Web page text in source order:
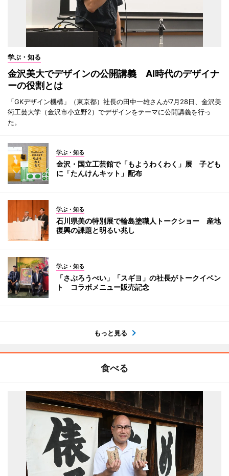
学ぶ・知る
金沢美大でデザインの公開講義 AI時代のデザイナ
ーの役割とは
「GKデザイン機構」（東京都）社長の田中一雄さんが7月28日、金沢美
術工芸大学（金沢市小立野2）でデザインをテーマに公開講義を行っ
た。
学ぶ・知る
金沢・国立工芸館で「もようわくわく」展 子ども
に「たんけんキット」配布
学ぶ・知る
石川県美の特別展で輪島塗職人トークショー 産地
復興の課題と明るい兆し
学ぶ・知る
「さぶろうべい」「スギヨ」の社長がトークイベン
ト コラボメニュー販売記念
もっと見る
食べる